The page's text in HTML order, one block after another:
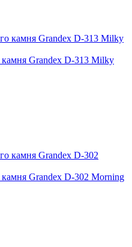
Grandex D-313 Milky
Grandex D-302 Morning